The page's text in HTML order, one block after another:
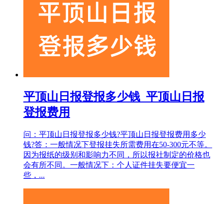
平顶山日报登报多少钱_平顶山日报
登报费用
问：平顶山日报登报多少钱?平顶山日报登报费用多少
钱?答：一般情况下登报挂失所需费用在50-300元不等。
因为报纸的级别和影响力不同，所以报社制定的价格也
会有所不同。一般情况下：个人证件挂失要便宜一
些，...